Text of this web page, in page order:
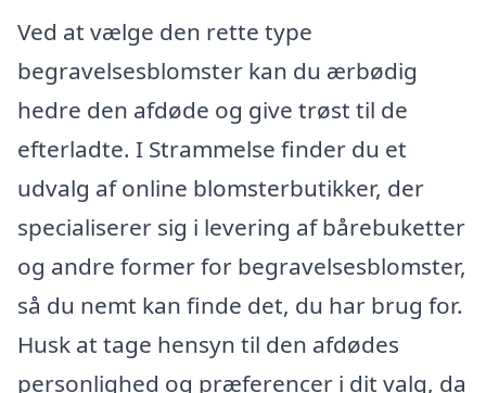
Ved at vælge den rette type
begravelsesblomster kan du ærbødig
hedre den afdøde og give trøst til de
efterladte. I Strammelse finder du et
udvalg af online blomsterbutikker, der
specialiserer sig i levering af bårebuketter
og andre former for begravelsesblomster,
så du nemt kan finde det, du har brug for.
Husk at tage hensyn til den afdødes
personlighed og præferencer i dit valg, da